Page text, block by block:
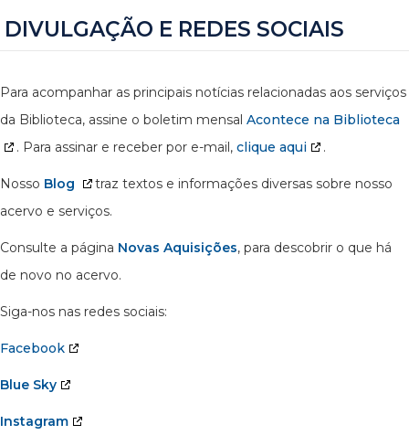
DIVULGAÇÃO E REDES SOCIAIS
Para acompanhar as principais notícias relacionadas aos serviços
da Biblioteca, assine o boletim mensal Acontece na Biblioteca
. Para assinar e receber por e-mail, clique aqui .
Nosso Blog
traz textos e informações diversas sobre nosso
acervo e serviços.
Consulte a página Novas Aquisições, para descobrir o que há
de novo no acervo.
Siga-nos nas redes sociais:
Facebook
Blue Sky
Instagram